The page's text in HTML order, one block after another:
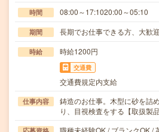
時間 08:00～17:1020:00～05:10
期間 長期でお仕事できる方、大歓
時給 時給1200円
交通費
交通費規定内支給
仕事内容
鋳造のお仕事。木型に砂を詰
り、目視検査をする【取扱製
職種未経験OK / ブランクOK /